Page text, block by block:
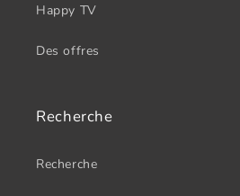
Happy TV
Des offres
Recherche
Recherche